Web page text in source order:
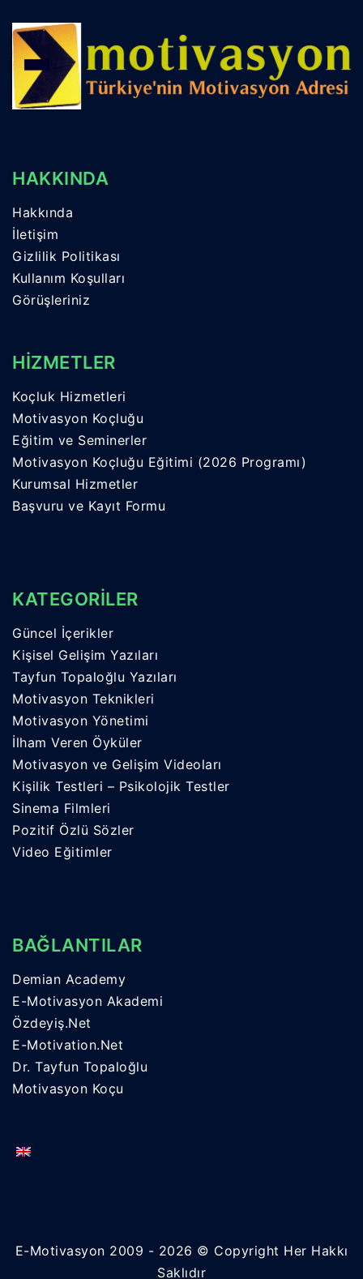
HAKKINDA
Hakkında
İletişim
Gizlilik Politikası
Kullanım Koşulları
Görüşleriniz
HİZMETLER
Koçluk Hizmetleri
Motivasyon Koçluğu
Eğitim ve Seminerler
Motivasyon Koçluğu Eğitimi (2026 Programı)
Kurumsal Hizmetler
Başvuru ve Kayıt Formu
KATEGORİLER
Güncel İçerikler
Kişisel Gelişim Yazıları
Tayfun Topaloğlu Yazıları
Motivasyon Teknikleri
Motivasyon Yönetimi
İlham Veren Öyküler
Motivasyon ve Gelişim Videoları
Kişilik Testleri – Psikolojik Testler
Sinema Filmleri
Pozitif Özlü Sözler
Video Eğitimler
BAĞLANTILAR
Demian Academy
E-Motivasyon Akademi
Özdeyiş.Net
E-Motivation.Net
Dr. Tayfun Topaloğlu
Motivasyon Koçu
E-Motivasyon 2009 - 2026 © Copyright Her Hakkı
Saklıdır